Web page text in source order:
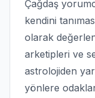
Çağdaş
kendini
olarak
arketipleri ve
astrolojiden
yönlere